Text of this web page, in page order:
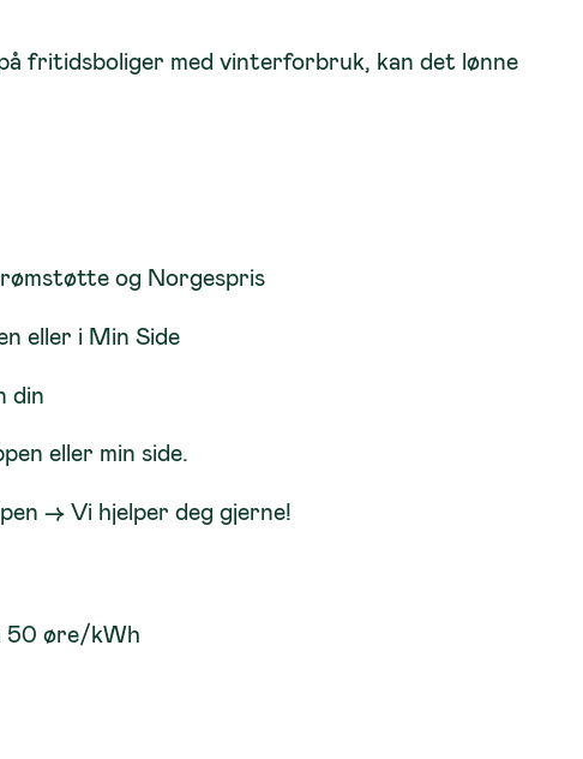
fritidsboliger med vinterforbruk, kan det lønne
og Norgespris
eller i Min Side
din
eller min side.
-> Vi hjelper deg gjerne!
50 øre/kWh